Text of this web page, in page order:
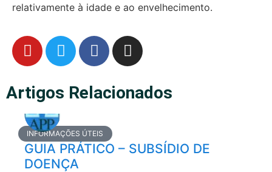
relativamente à idade e ao envelhecimento.
Artigos Relacionados
INFORMAÇÕES ÚTEIS
GUIA PRÁTICO – SUBSÍDIO DE
DOENÇA